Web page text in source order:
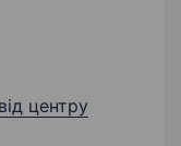
центру